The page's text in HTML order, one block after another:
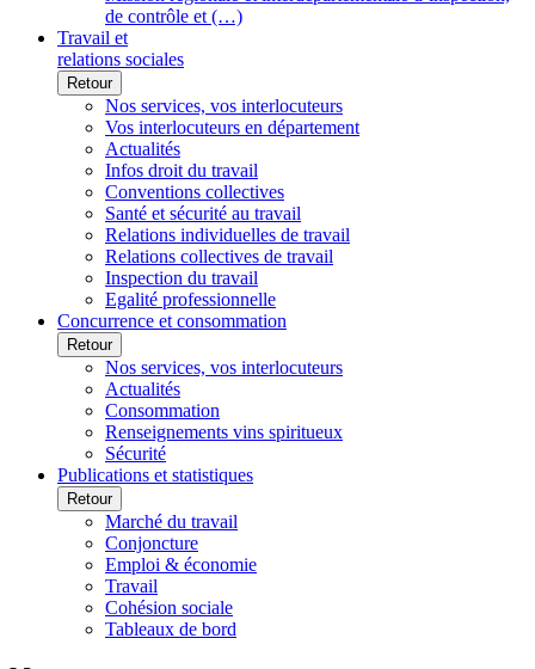
de contrôle et (…)
Travail et
relations sociales
Retour
Nos services, vos interlocuteurs
Vos interlocuteurs en département
Actualités
Infos droit du travail
Conventions collectives
Santé et sécurité au travail
Relations individuelles de travail
Relations collectives de travail
Inspection du travail
Egalité professionnelle
Concurrence et consommation
Retour
Nos services, vos interlocuteurs
Actualités
Consommation
Renseignements vins spiritueux
Sécurité
Publications et statistiques
Retour
Marché du travail
Conjoncture
Emploi & économie
Travail
Cohésion sociale
Tableaux de bord